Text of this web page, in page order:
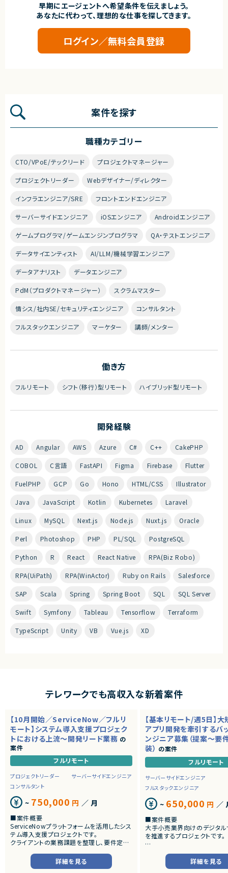
早期にエージェントへ希望条件を伝えましょう。
あなたに代わって、理想的な仕事を探してきます。
ログイン／無料会員登録
案件を探す
職種カテゴリー
CTO/VPoE/テックリード プロジェクトマネージャー
プロジェクトリーダー Webデザイナー/ディレクター
インフラエンジニア/SRE フロントエンドエンジニア
サーバーサイドエンジニア iOSエンジニア Androidエンジニア
ゲームプログラマ/ゲームエンジンプログラマ QA・テストエンジニア
データサイエンティスト AI/LLM/機械学習エンジニア
データアナリスト データエンジニア
PdM（プロダクトマネージャー） スクラムマスター
情シス/社内SE/セキュリティエンジニア コンサルタント
フルスタックエンジニア マーケター 講師/メンター
働き方
フルリモート シフト（移行）型リモート ハイブリッド型リモート
開発経験
AD Angular AWS Azure C# C++ CakePHP
COBOL C言語 FastAPI Figma Firebase Flutter
FuelPHP GCP Go Hono HTML/CSS Illustrator
Java JavaScript Kotlin Kubernetes Laravel
Linux MySQL Next.js Node.js Nuxt.js Oracle
Perl Photoshop PHP PL/SQL PostgreSQL
Python R React React Native RPA(Biz Robo)
RPA(UiPath) RPA(WinActor) Ruby on Rails Salesforce
SAP Scala Spring Spring Boot SQL SQL Server
Swift Symfony Tableau Tensorflow Terraform
TypeScript Unity VB Vue.js XD
テレワークでも高収入な新着案件
【10月開始／ServiceNow／フルリ
モート】システム導入支援プロジェク
トにおける上流～開発リード業務 の
案件
フルリモート
プロジェクトリーダー
サーバーサイドエンジニア
コンサルタント
~ 750,000 円 ／ 月
■案件概要
ServiceNowプラットフォームを活用したシス
テム導入支援プロジェクトです。
クライアントの業務課題を整理し、要件定義
だきます。
詳細を見る
【基本リモート/週5日】
アプリ開発を牽引するバ
ンジニア募集（提案～要
装） の案件
フルリモート
サーバーサイドエンジニア
フルスタックエンジニア
~ 650,000 円 ／
■案件概要
大手小売業界向けのデジタ
を推進するプロジェクトです。
■プロダクトやサービスの概
・店舗向けスマホアプリおよ
システムの継続的なエンハ
詳細を見る